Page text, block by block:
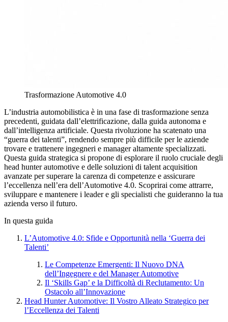
Trasformazione Automotive 4.0
L’industria automobilistica è in una fase di trasformazione senza
precedenti, guidata dall’elettrificazione, dalla guida autonoma e
dall’intelligenza artificiale. Questa rivoluzione ha scatenato una
“guerra dei talenti”, rendendo sempre più difficile per le aziende
trovare e trattenere ingegneri e manager altamente specializzati.
Questa guida strategica si propone di esplorare il ruolo cruciale degli
head hunter automotive e delle soluzioni di talent acquisition
avanzate per superare la carenza di competenze e assicurare
l’eccellenza nell’era dell’Automotive 4.0. Scoprirai come attrarre,
sviluppare e mantenere i leader e gli specialisti che guideranno la tua
azienda verso il futuro.
In questa guida
L’Automotive 4.0: Sfide e Opportunità nella ‘Guerra dei
Talenti’
Le Competenze Emergenti: Il Nuovo DNA
dell’Ingegnere e del Manager Automotive
Il ‘Skills Gap’ e la Difficoltà di Reclutamento: Un
Ostacolo all’Innovazione
Head Hunter Automotive: Il Vostro Alleato Strategico per
l’Eccellenza dei Talenti